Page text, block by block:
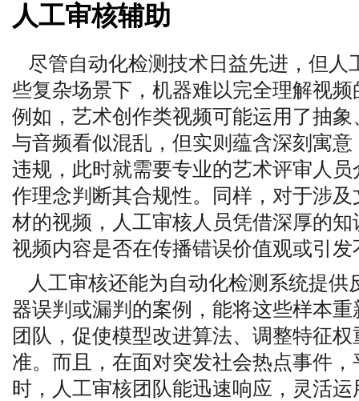
人工审核辅助
尽管自动化检测技术日益先进，但人
些复杂场景下，机器难以完全理解视
例如，艺术创作类视频可能运用了抽
与音频看似混乱，但实则蕴含深刻寓
违规，此时就需要专业的艺术评审人
作理念判断其合规性。同样，对于涉
材的视频，人工审核人员凭借深厚的
视频内容是否在传播错误价值观或引
人工审核还能为自动化检测系统提
器误判或漏判的案例，能将这些样本
团队，促使模型改进算法、调整特征
准。而且，在面对突发社会热点事件
时，人工审核团队能迅速响应，灵活